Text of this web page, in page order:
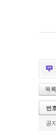
목록
번
공지